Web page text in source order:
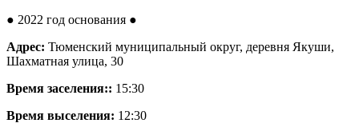
● 2022 год основания ●
Адрес: Тюменский муниципальный округ, деревня Якуши,
Шахматная улица, 30
Время заселения:: 15:30
Время выселения: 12:30